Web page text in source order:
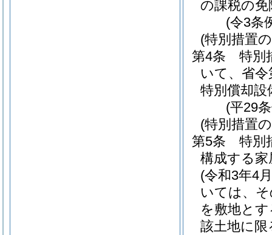
の課税の免
(令3条
(特別措置
第4条
特別
いて、省
特別償却
(平29
(特別措置
第5条
特別
構成する
(令和3年4
いては、
を敷地と
該土地に限